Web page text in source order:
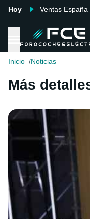
Hoy Ventas España
Inicio Noticias
Más